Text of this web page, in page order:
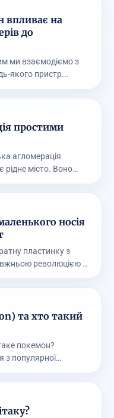
впливає на
до
ми взаємодіємо з
якого пристр...
простими
агломерація
рідне місто. Воно
носія
пластинку з
революцією у
та хто такий
покемон?
з популярної